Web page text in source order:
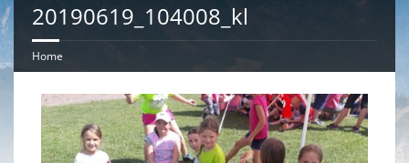
20190619_104008_kl
Home